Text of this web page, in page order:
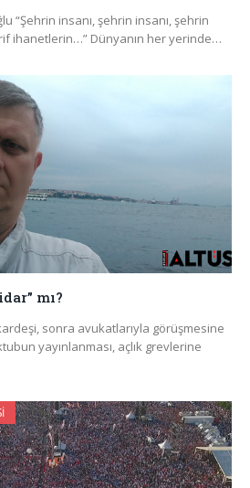
“Şehrin insanı, şehrin insanı, şehrin
ihanetlerin…” Dünyanın her yerinde…
mı?
sonra avukatlarıyla görüşmesine
yayınlanması, açlık grevlerine